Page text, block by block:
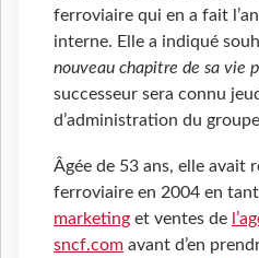
ferroviaire qui en a fait
interne. Elle a indiqué
nouveau chapitre de sa vie
successeur sera connu
d’administration du
Âgée de 53 ans, elle avait
ferroviaire en 2004 en
marketing et ventes de
sncf.com avant d’en